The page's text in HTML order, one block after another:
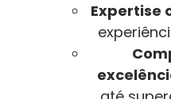
Expertise